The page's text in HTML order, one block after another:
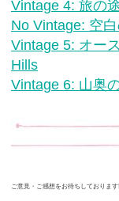
Vintage 4: 旅の
No Vintage: 空
Vintage 5: オー
Hills
Vintage 6: 山奥
ご意見・ご感想をお待ちしておりま